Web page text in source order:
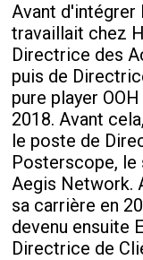
Avant d'intégrer
travaillait chez
Directrice des
puis de
pure player
2018. Avant
le poste de
Posterscope, le
Aegis Network.
sa carrière en
devenu ensuite
Directrice de